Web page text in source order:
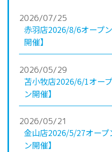
2026/07/25
赤羽店2026/8/6オープ
開催】
2026/05/29
苫小牧店2026/6/1オー
ン開催】
2026/05/21
金山店2026/5/27オー
ン開催】